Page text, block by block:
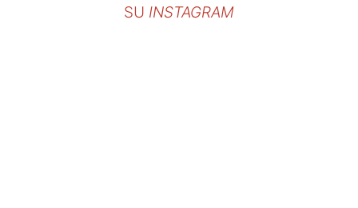
SU INSTAGRAM